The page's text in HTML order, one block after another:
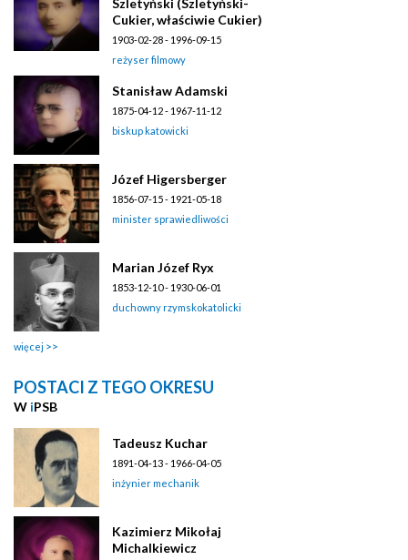
Szletyński (Szletyński-
Cukier, właściwie Cukier)
1903-02-28 - 1996-09-15
reżyser filmowy
Stanisław Adamski
1875-04-12 - 1967-11-12
biskup katowicki
Józef Higersberger
1856-07-15 - 1921-05-18
minister sprawiedliwości
Marian Józef Ryx
1853-12-10 - 1930-06-01
duchowny rzymskokatolicki
więcej
POSTACI Z TEGO OKRESU
W iPSB
Tadeusz Kuchar
1891-04-13 - 1966-04-05
inżynier mechanik
Kazimierz Mikołaj
Michalkiewicz